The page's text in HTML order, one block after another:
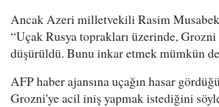
Ancak Azeri milletvekili Rasim
“Uçak Rusya toprakları üzerinde, Grozni
düşürüldü. Bunu inkar etmek mümkün
AFP haber ajansına uçağın hasar
Grozni'ye acil iniş yapmak istediğini